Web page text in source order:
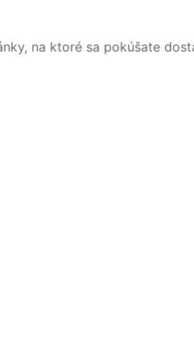
na ktoré sa pokúšate